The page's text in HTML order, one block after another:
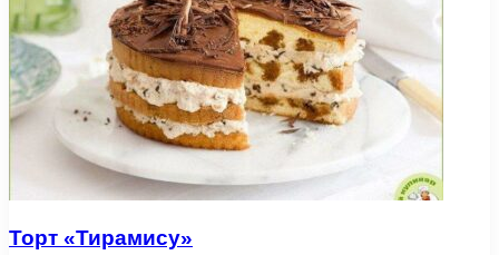
Торт «Тирамису»